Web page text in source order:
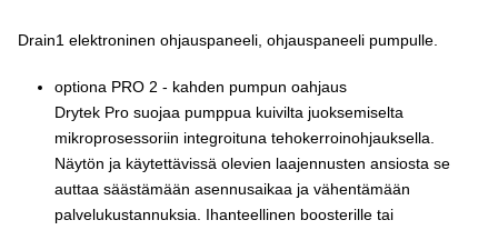
Drain1 elektroninen ohjauspaneeli, ohjauspaneeli pumpulle.
optiona PRO 2 - kahden pumpun oahjaus
Drytek Pro suojaa pumppua kuivilta juoksemiselta
mikroprosessoriin integroituna tehokerroinohjauksella.
Näytön ja käytettävissä olevien laajennusten ansiosta se
auttaa säästämään asennusaikaa ja vähentämään
palvelukustannuksia. Ihanteellinen boosterille tai